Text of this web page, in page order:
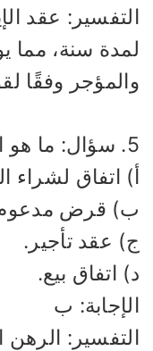
عقد
سنة، مما
وفقًا
اتفاق لشراء
قرض مدعوم
عقد تأجير.
اتفاق بيع.
ب
الرهن